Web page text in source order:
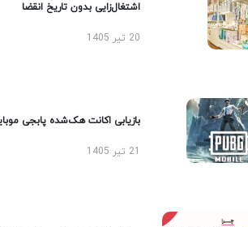
اشتغال‌زایی بدون تاریخ انقضا
20 تیر 1405
بازیابی اکانت هک‌شده پابجی موبایل